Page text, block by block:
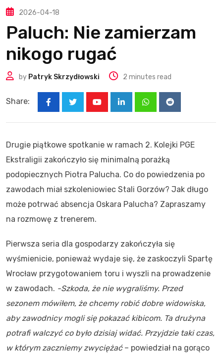
2026-04-18
Paluch: Nie zamierzam
nikogo rugać
by Patryk Skrzydłowski 2 minutes read
Share:
LinkedInWhatsappReddit
Drugie piątkowe spotkanie w ramach 2. Kolejki PGE
Ekstraligii zakończyło się minimalną porażką
podopiecznych Piotra Palucha. Co do powiedzenia po
zawodach miał szkoleniowiec Stali Gorzów? Jak długo
może potrwać absencja Oskara Palucha? Zapraszamy
na rozmowę z trenerem.
Pierwsza seria dla gospodarzy zakończyła się
wyśmienicie, ponieważ wydaje się, że zaskoczyli Spartę
Wrocław przygotowaniem toru i wyszli na prowadzenie
w zawodach. -Szkoda, że nie wygraliśmy. Przed
sezonem mówiłem, że chcemy robić dobre widowiska,
aby zawodnicy mogli się pokazać kibicom. Ta drużyna
potrafi walczyć co było dzisiaj widać. Przyjdzie taki czas,
w którym zaczniemy zwyciężać– powiedział na gorąco